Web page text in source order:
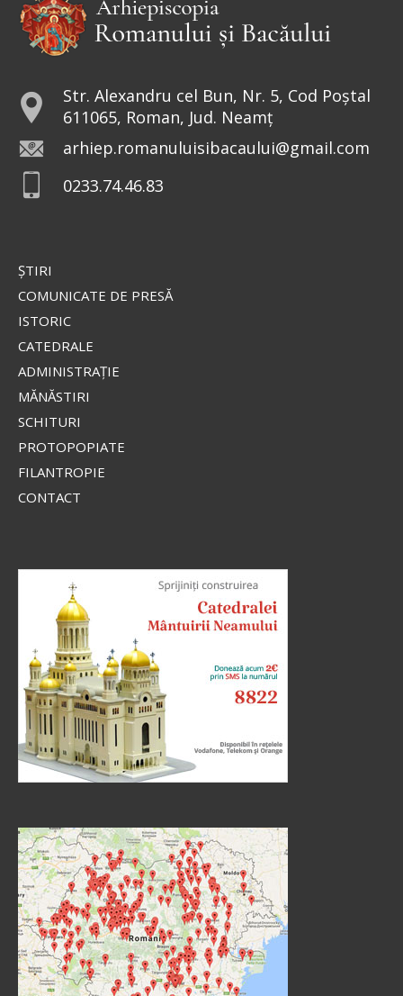
Str. Alexandru cel Bun, Nr. 5, Cod Poștal
611065, Roman, Jud. Neamț
arhiep.romanuluisibacaului@gmail.com
0233.74.46.83
ŞTIRI
COMUNICATE DE PRESĂ
ISTORIC
CATEDRALE
ADMINISTRAŢIE
MĂNĂSTIRI
SCHITURI
PROTOPOPIATE
FILANTROPIE
CONTACT